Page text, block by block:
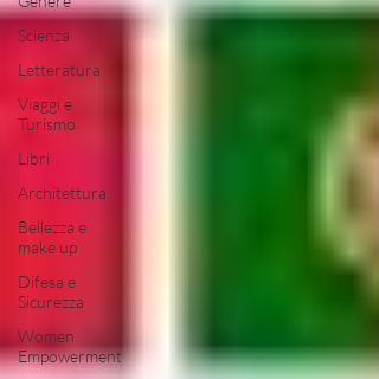
Scienza
Letteratura
Viaggi e
Turismo
Libri
Architettura
Bellezza e
make up
Difesa e
Sicurezza
Women
Empowerment